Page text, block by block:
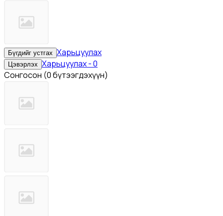
Бүгдийг устгах Харьцуулах
Цэвэрлэх Харьцуулах-0
Сонгосон (0 бүтээгдэхүүн)